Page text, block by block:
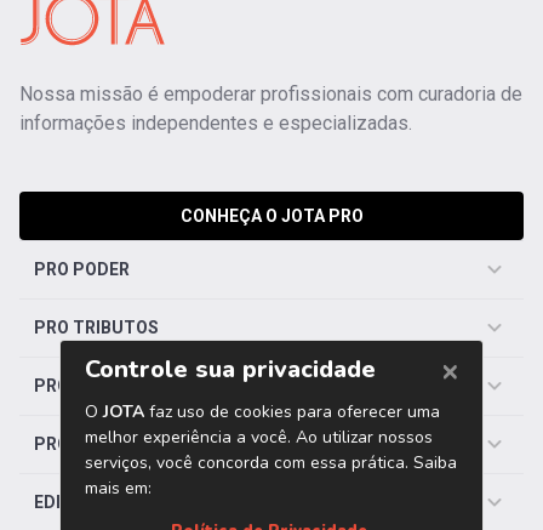
Nossa missão é empoderar profissionais com curadoria de
informações independentes e especializadas.
CONHEÇA O JOTA PRO
PRO PODER
PRO TRIBUTOS
PRO TRABALHISTA
PRO SAÚDE
EDITORIAS